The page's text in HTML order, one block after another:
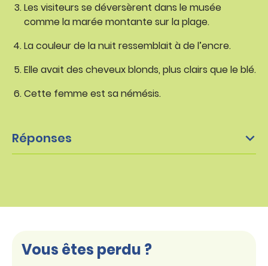
Les visiteurs se déversèrent dans le musée
comme la marée montante sur la plage.
La couleur de la nuit ressemblait à de l’encre.
Elle avait des cheveux blonds, plus clairs que le blé.
Cette femme est sa némésis.
Réponses
Vous êtes perdu ?